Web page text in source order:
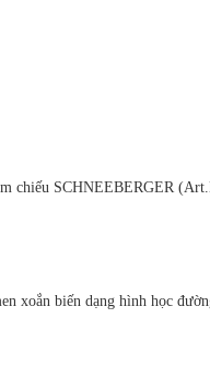
SCHNEEBERGER
biến dạng hình học